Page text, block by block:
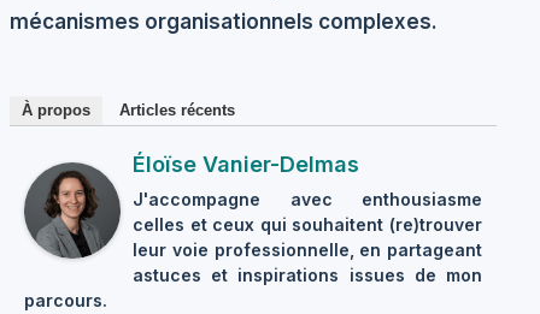
mécanismes organisationnels complexes.
À propos Articles récents
Éloïse Vanier-Delmas
J'accompagne avec enthousiasme
celles et ceux qui souhaitent (re)trouver
leur voie professionnelle, en partageant
astuces et inspirations issues de mon
parcours.